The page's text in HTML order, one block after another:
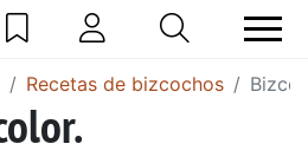
Recetas de bizcochos